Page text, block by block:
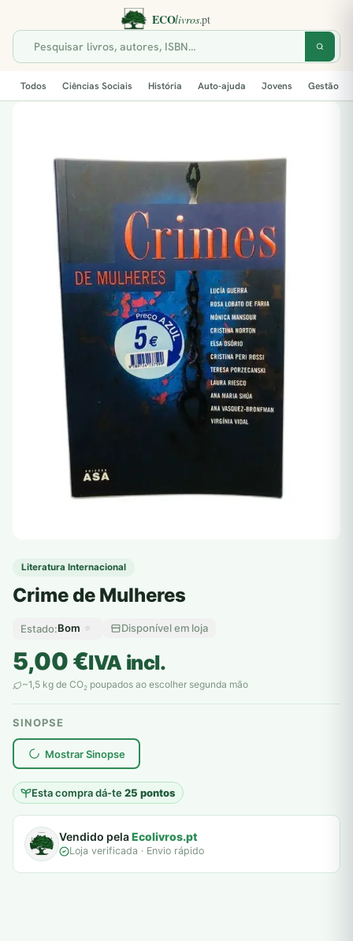
Todos Ciências Sociais História Auto-ajuda Jovens Gestão
Literatura Internacional
Crime de Mulheres
Estado:Bom Disponível em loja
5,00€IVA incl.
~1,5 kg de CO2 poupados ao escolher segunda mão
SINOPSE
Mostrar Sinopse
Esta compra dá-te25 pontos
plantar árvores reais
Vendido pelaEcolivros.pt
Loja verificada · Envio rápido